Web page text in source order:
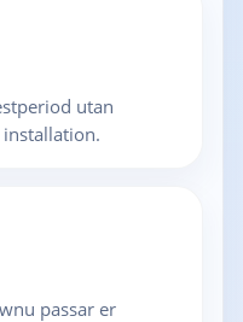
utan
passar er